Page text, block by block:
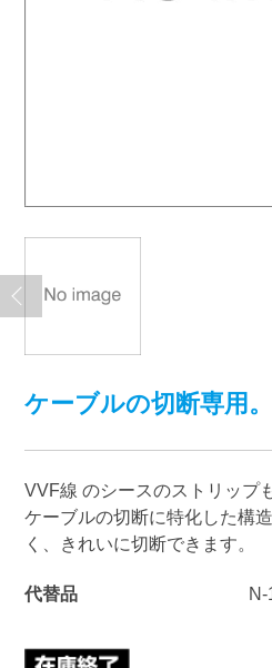
ケーブルの切断専用。
VVF線 のシースのストリップ
ケーブルの切断に特化した構
く、きれいに切断できます。
代替品 N-